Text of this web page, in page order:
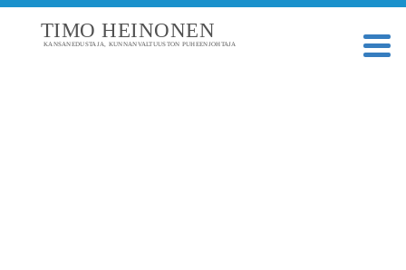
TIMO HEINONEN
KANSANEDUSTAJA, KUNNANVALTUUSTON PUHEENJOHTAJA